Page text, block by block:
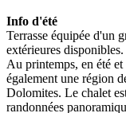
Info d'été
Terrasse équipée d'un
extérieures disponibles.
Au printemps, en été
également une région
Dolomites. Le chalet
randonnées